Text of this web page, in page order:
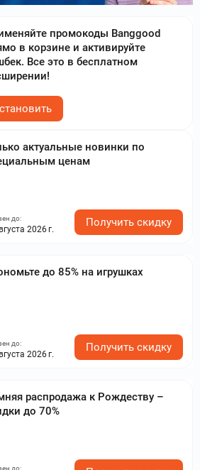
промокоды Banggood
в корзине и активируйте
Все это в бесплатном
актуальные новинки по
ценам
до:
2026 г.
Получить скидку
до 85% на игрушках
до:
2026 г.
Получить скидку
распродажа к Рождеству –
до 70%
до: